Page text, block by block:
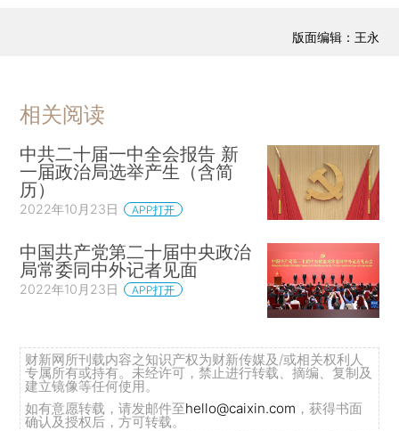
版面编辑：王永
相关阅读
中共二十届一中全会报告 新
一届政治局选举产生（含简
历）
2022年10月23日 APP打开
中国共产党第二十届中央政治
局常委同中外记者见面
2022年10月23日 APP打开
财新网所刊载内容之知识产权为财新传媒及/或相关权利人
专属所有或持有。未经许可，禁止进行转载、摘编、复制及
建立镜像等任何使用。
如有意愿转载，请发邮件至hello@caixin.com ，获得书面
确认及授权后，方可转载。